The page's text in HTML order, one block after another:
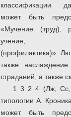
классификации
может быть
«Мучение (труд),
учение,
(профилактика)».
также
страданий, а также
1 3 2 4 (Лж,
типологии А.
может быть